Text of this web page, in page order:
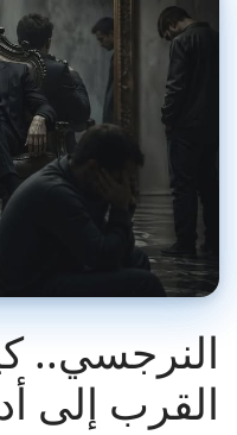
النرجسي..
القرب إلى